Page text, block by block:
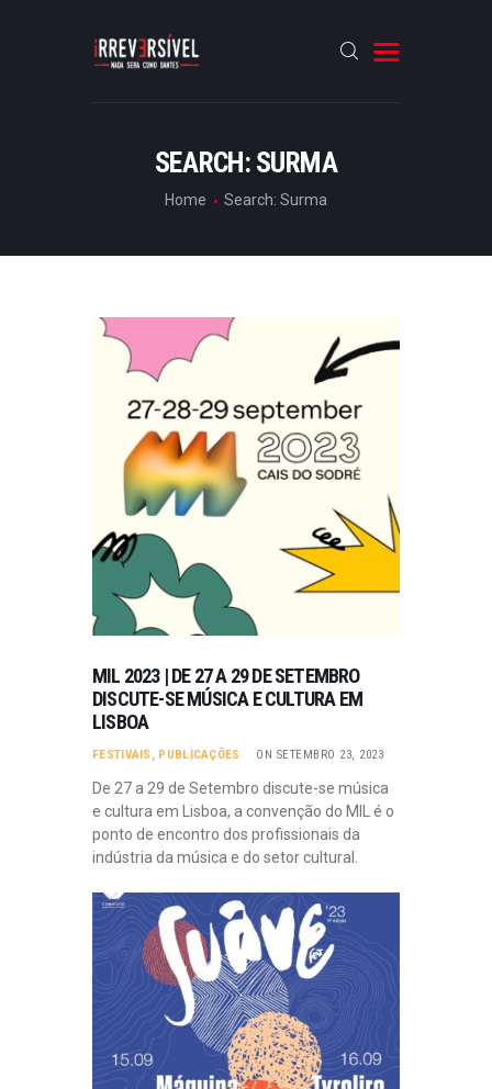
SEARCH: SURMA
Home Search: Surma
CRÓNICAS
MIL 2023 | DE 27 A 29 DE SETEMBRO
DISCUTE-SE MÚSICA E CULTURA EM
LISBOA
FESTIVAIS , PUBLICAÇÕES ON SETEMBRO 23, 2023
De 27 a 29 de Setembro discute-se música
e cultura em Lisboa, a convenção do MIL é o
ponto de encontro dos profissionais da
indústria da música e do setor cultural.